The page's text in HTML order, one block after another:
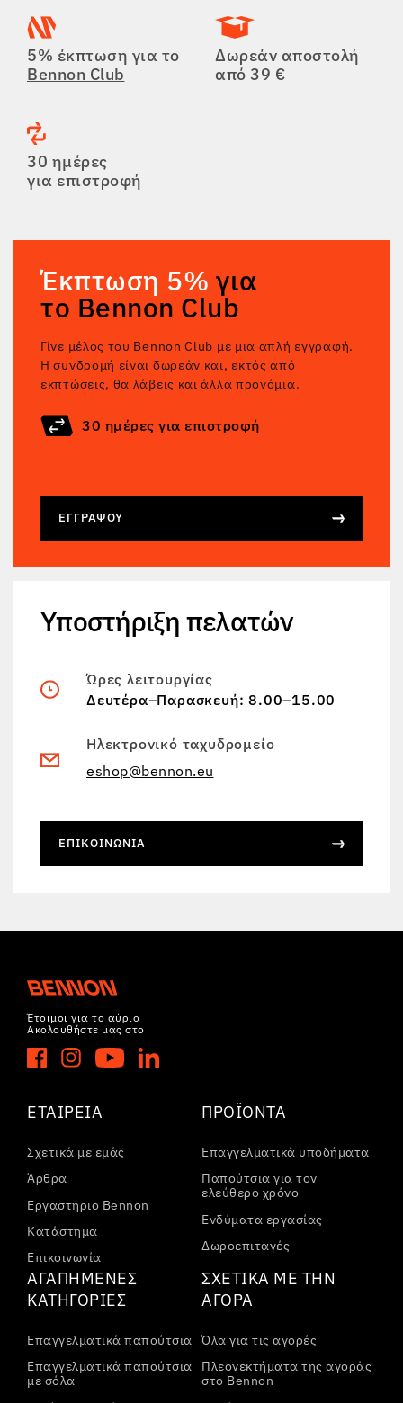
5% έκπτωση για το
Bennon Club
Δωρεάν αποστολή
από 39 €
30 ημέρες
για επιστροφή
Έκπτωση 5% για
το Bennon Club
Γίνε μέλος του Bennon Club με μια απλή εγγραφή.
Η συνδρομή είναι δωρεάν και, εκτός από
εκπτώσεις, θα λάβεις και άλλα προνόμια.
30 ημέρες για επιστροφή
ΕΓΓΡΆΨΟΥ
Υποστήριξη πελατών
Ώρες λειτουργίας
Δευτέρα–Παρασκευή: 8.00–15.00
Ηλεκτρονικό ταχυδρομείο
eshop@bennon.eu
ΕΠΙΚΟΙΝΩΝΊΑ
Έτοιμοι για το αύριο
Ακολουθήστε μας στο
ΕΤΑΙΡΕΊΑ
Σχετικά με εμάς
Άρθρα
Εργαστήριο Bennon
Κατάστημα
Επικοινωνία
ΠΡΟΪΌΝΤΑ
Επαγγελματικά υποδήματα
Παπούτσια για τον
ελεύθερο χρόνο
Ενδύματα εργασίας
Δωροεπιταγές
ΑΓΑΠΗΜΈΝΕΣ
ΚΑΤΗΓΟΡΊΕΣ
Επαγγελματικά παπούτσια
Επαγγελματικά παπούτσια
με σόλα
ΣΧΕΤΙΚΆ ΜΕ ΤΗΝ
ΑΓΟΡΆ
Όλα για τις αγορές
Πλεονεκτήματα της αγοράς
στο Bennon